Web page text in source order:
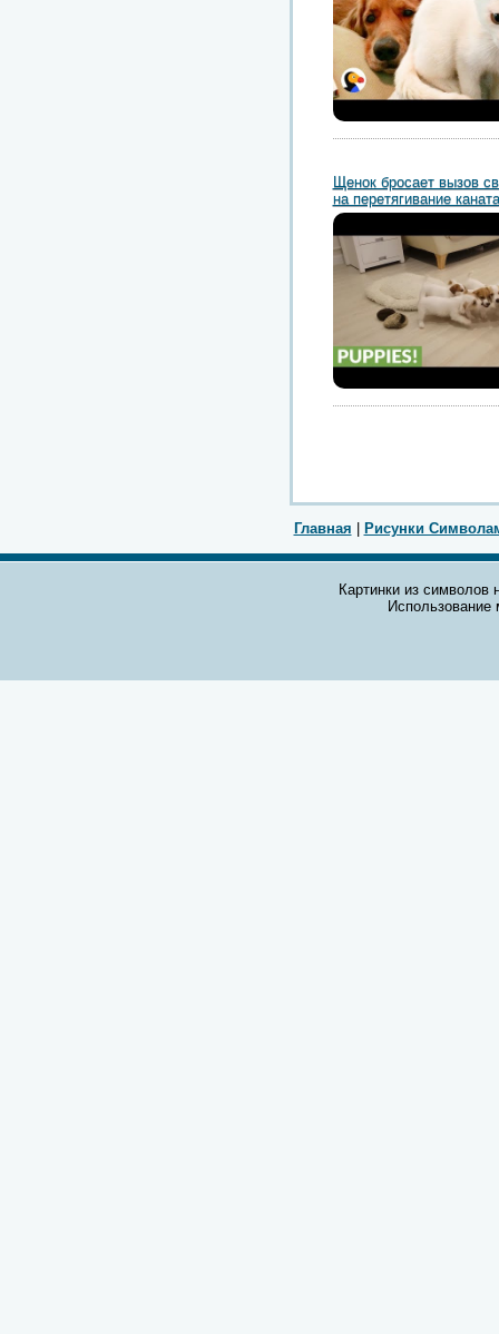
Щенок бросает вызов
на перетягивание каната
Главная Рисунки
Картинки из символов
Использование